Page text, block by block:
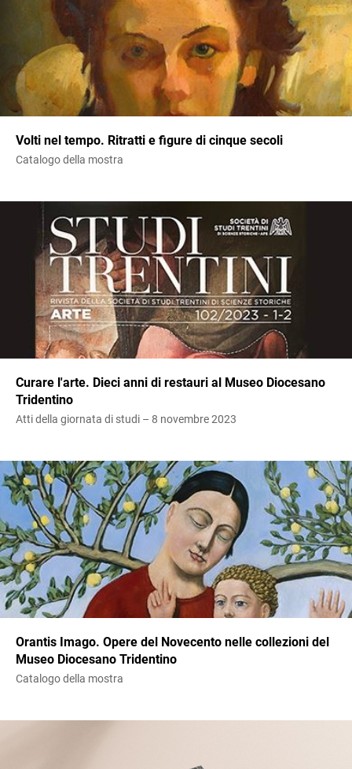
Volti nel tempo. Ritratti e figure di cinque secoli
Catalogo della mostra
Curare l'arte. Dieci anni di restauri al Museo Diocesano
Tridentino
Atti della giornata di studi – 8 novembre 2023
Orantis Imago. Opere del Novecento nelle collezioni del
Museo Diocesano Tridentino
Catalogo della mostra